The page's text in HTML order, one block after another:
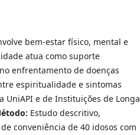
bem-estar físico, mental e
atua como suporte
enfrentamento de doenças
espiritualidade e sintomas
UniAPI e de Instituições de Longa
Estudo descritivo,
conveniência de 40 idosos com